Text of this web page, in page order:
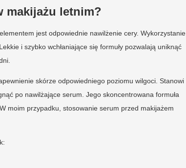
makijażu letnim?
jest odpowiednie nawilżenie cery. Wykorzystanie
i szybko wchłaniające się formuły pozwalają uniknąć
skórze odpowiedniego poziomu wilgoci. Stanowi
po nawilżające serum. Jego skoncentrowana formuła
moim przypadku, stosowanie serum przed makijażem